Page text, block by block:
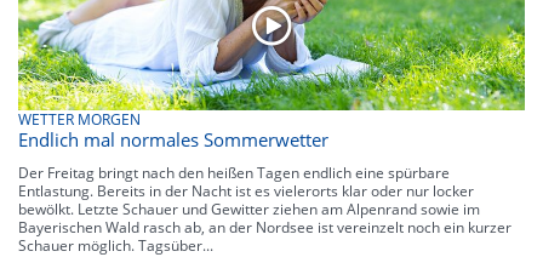
WETTER MORGEN
Endlich mal normales Sommerwetter
Der Freitag bringt nach den heißen Tagen endlich eine spürbare
Entlastung. Bereits in der Nacht ist es vielerorts klar oder nur locker
bewölkt. Letzte Schauer und Gewitter ziehen am Alpenrand sowie im
Bayerischen Wald rasch ab, an der Nordsee ist vereinzelt noch ein kurzer
Schauer möglich. Tagsüber...